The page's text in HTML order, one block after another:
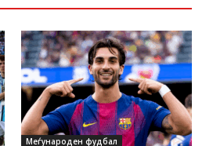
Меѓународен фудбал